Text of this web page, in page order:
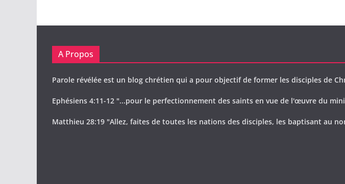
A Propos
Parole révélée est un blog chrétien qui a pour objectif de former les disciples de
Ephésiens 4:11-12 "...pour le perfectionnement des saints en vue de l'œuvre du
Matthieu 28:19 "Allez, faites de toutes les nations des disciples, les baptisant au